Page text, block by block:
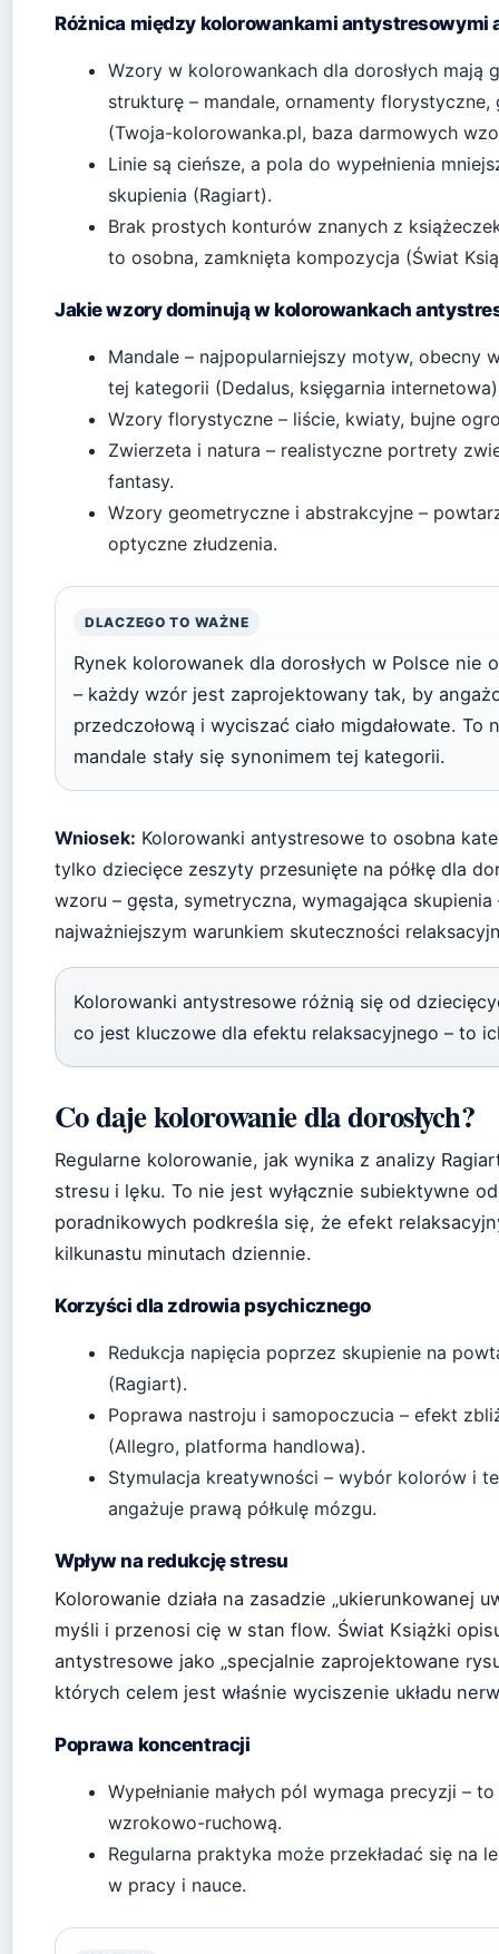
Różnica między kolorowankami antystresowymi
Wzory w kolorowankach dla dorosłych mają
strukturę – mandale, ornamenty
(Twoja-kolorowanka.pl, baza darmowych
Linie są cieńsze, a pola do wypełnienia
skupienia (Ragiart).
Brak prostych konturów znanych z
to osobna, zamknięta kompozycja (Świat
Jakie wzory dominują w kolorowankach
Mandale – najpopularniejszy motyw, obecny
tej kategorii (Dedalus, księgarnia
Wzory florystyczne – liście, kwiaty, bujne
Zwierzeta i natura – realistyczne portrety
fantasy.
Wzory geometryczne i abstrakcyjne –
optyczne złudzenia.
DLACZEGO TO WAŻNE
Rynek kolorowanek dla dorosłych w Polsce nie
– każdy wzór jest zaprojektowany tak, by
przedczołową i wyciszać ciało migdałowate.
mandale stały się synonimem tej kategorii.
Wniosek: Kolorowanki antystresowe to osobna
tylko dziecięce zeszyty przesunięte na półkę dla
wzoru – gęsta, symetryczna, wymagająca
najważniejszym warunkiem skuteczności
Kolorowanki antystresowe różnią się od
co jest kluczowe dla efektu relaksacyjnego – to
Co daje kolorowanie dla dorosłych?
Regularne kolorowanie, jak wynika z analizy
stresu i lęku. To nie jest wyłącznie subiektywne
poradnikowych podkreśla się, że efekt
kilkunastu minutach dziennie.
Korzyści dla zdrowia psychicznego
Redukcja napięcia poprzez skupienie na
(Ragiart).
Poprawa nastroju i samopoczucia – efekt
(Allegro, platforma handlowa).
Stymulacja kreatywności – wybór kolorów i
angażuje prawą półkulę mózgu.
Wpływ na redukcję stresu
Kolorowanie działa na zasadzie „ukierunkowanej
myśli i przenosi cię w stan flow. Świat Książki
antystresowe jako „specjalnie zaprojektowane
których celem jest właśnie wyciszenie układu
Poprawa koncentracji
Wypełnianie małych pól wymaga precyzji –
wzrokowo-ruchową.
Regularna praktyka może przekładać się na
w pracy i nauce.